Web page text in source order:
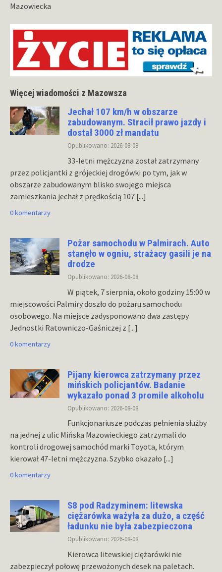
Mazowiecka
Więcej wiadomości z Mazowsza
Jechał 107 km/h w obszarze
zabudowanym. Stracił prawo jazdy i
dostał 3000 zł mandatu
Opublikowano: 2026-08-08
33-letni mężczyzna został zatrzymany
przez policjantki z grójeckiej drogówki po tym, jak w
obszarze zabudowanym blisko swojego miejsca
zamieszkania jechał z prędkością 107 [...]
0 komentarzy
Pożar samochodu w Palmirach. Auto
stanęło w ogniu, strażacy gasili je na
drodze
Opublikowano: 2026-08-08
W piątek, 7 sierpnia, około godziny 15:00 w
miejscowości Palmiry doszło do pożaru samochodu
osobowego. Na miejsce zadysponowano dwa zastępy
Jednostki Ratowniczo-Gaśniczej z [...]
0 komentarzy
Pijany kierowca zatrzymany przez
mińskich policjantów. Badanie
wykazało ponad 3 promile alkoholu
Opublikowano: 2026-08-08
Funkcjonariusze podczas pełnienia służby
na jednej z ulic Mińska Mazowieckiego zatrzymali do
kontroli drogowej samochód marki Toyota, którym
kierował 47-letni mężczyzna. Szybko okazało [...]
0 komentarzy
S8 pod Radzyminem: litewska
ciężarówka ważyła za dużo, a część
ładunku nie była zabezpieczona
Opublikowano: 2026-08-08
Kierowca litewskiej ciężarówki nie
zabezpieczył połowę przewożonych desek na paletach.